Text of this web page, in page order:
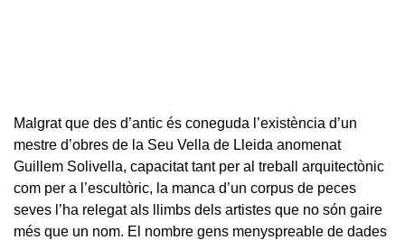
Malgrat que des d’antic és coneguda l’existència d’un
mestre d’obres de la Seu Vella de Lleida anomenat
Guillem Solivella, capacitat tant per al treball arquitectònic
com per a l’escultòric, la manca d’un corpus de peces
seves l’ha relegat als llimbs dels artistes que no són gaire
més que un nom. El nombre gens menyspreable de dades